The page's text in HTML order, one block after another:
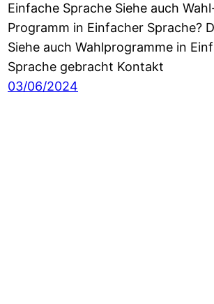
Einfache Sprache Siehe auch
Programm in Einfacher Sprache?
Siehe auch Wahlprogramme in
Sprache gebracht Kontakt
03/06/2024